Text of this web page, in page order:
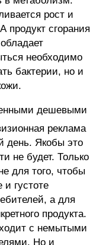
рост и
продукт сгорания
необходимо
бактерии, но и
дешевыми
реклама
день. Якобы это
не будет. Только
для того, чтобы
и густоте
а для
продукта.
ходит с немытыми
Но и